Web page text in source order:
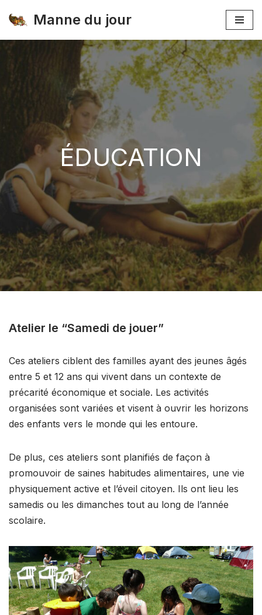
to
Manne du jour
ÉDUCATION
Atelier le “Samedi de jouer”
Ces ateliers ciblent des familles ayant des jeunes âgés
entre 5 et 12 ans qui vivent dans un contexte de
précarité économique et sociale. Les activités
organisées sont variées et visent à ouvrir les horizons
des enfants vers le monde qui les entoure.
De plus, ces ateliers sont planifiés de façon à
promouvoir de saines habitudes alimentaires, une vie
physiquement active et l’éveil citoyen. Ils ont lieu les
samedis ou les dimanches tout au long de l’année
scolaire.